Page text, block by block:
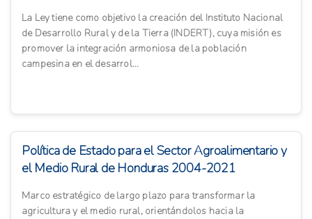
La Ley tiene como objetivo la creación del Instituto Nacional
de Desarrollo Rural y de la Tierra (INDERT), cuya misión es
promover la integración armoniosa de la población
campesina en el desarrol...
Política de Estado para el Sector Agroalimentario y
el Medio Rural de Honduras 2004-2021
Marco estratégico de largo plazo para transformar la
agricultura y el medio rural, orientándolos hacia la